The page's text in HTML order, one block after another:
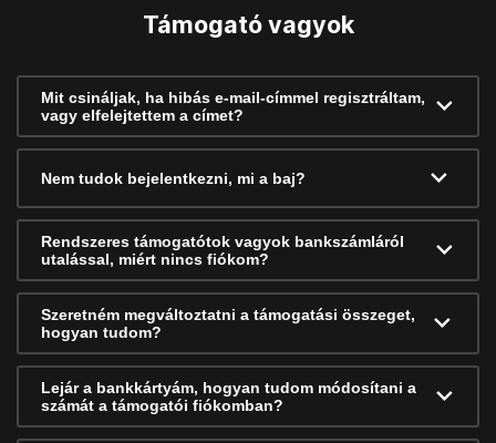
Támogató vagyok
Mit csináljak, ha hibás e-mail-címmel regisztráltam,
vagy elfelejtettem a címet?
Nem tudok bejelentkezni, mi a baj?
Rendszeres támogatótok vagyok bankszámláról
utalással, miért nincs fiókom?
Szeretném megváltoztatni a támogatási összeget,
hogyan tudom?
Lejár a bankkártyám, hogyan tudom módosítani a
számát a támogatói fiókomban?